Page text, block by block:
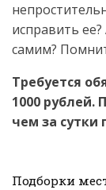
исправить
самим?
Требуется
1000 рублей.
чем за сутки
Подборки